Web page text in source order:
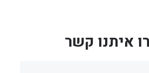
איתנו קשר